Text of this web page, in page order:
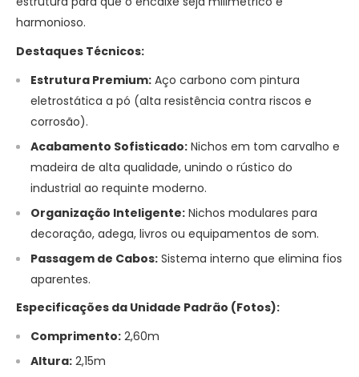
harmonioso.
Destaques Técnicos:
Estrutura Premium: Aço carbono com pintura
eletrostática a pó (alta resistência contra riscos e
corrosão).
Acabamento Sofisticado: Nichos em tom carvalho e
madeira de alta qualidade, unindo o rústico do
industrial ao requinte moderno.
Organização Inteligente: Nichos modulares para
decoração, adega, livros ou equipamentos de som.
Passagem de Cabos: Sistema interno que elimina fios
aparentes.
Especificações da Unidade Padrão (Fotos):
Comprimento: 2,60m
Altura: 2,15m